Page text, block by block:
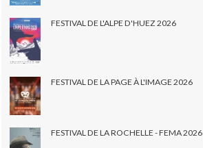
FESTIVAL DE L'ALPE D'HUEZ 2026
FESTIVAL DE LA PAGE À L'IMAGE 2026
FESTIVAL DE LA ROCHELLE - FEMA 2026